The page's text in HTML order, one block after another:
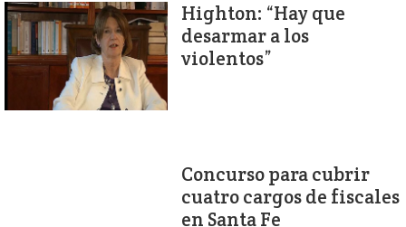
Highton: “Hay que
desarmar a los
violentos”
Concurso para cubrir
cuatro cargos de fiscales
en Santa Fe